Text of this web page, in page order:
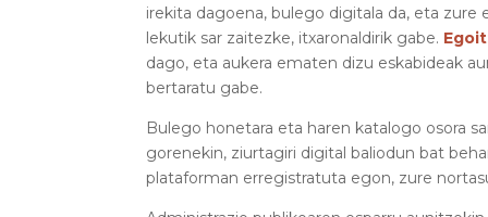
irekita dagoena, bulego digitala da, eta
lekutik sar zaitezke, itxaronaldirik gabe.
dago, eta aukera ematen dizu eskabideak
bertaratu gabe.
Bulego honetara eta haren katalogo osora
gorenekin, ziurtagiri digital baliodun bat
plataforman erregistratuta egon, zure